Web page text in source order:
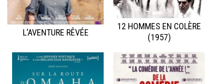
L’AVENTURE RÊVÉE
12 HOMMES EN COLÈRE
(1957)